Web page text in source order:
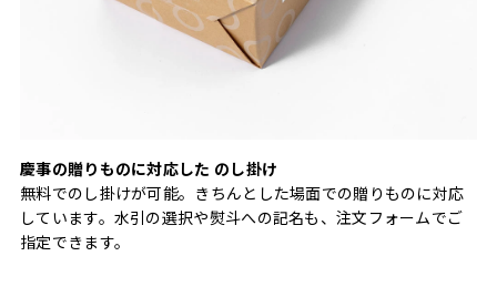
慶事の贈りものに対応した のし掛け
無料でのし掛けが可能。きちんとした場面での贈りものに対応
しています。水引の選択や熨斗への記名も、注文フォームでご
指定できます。